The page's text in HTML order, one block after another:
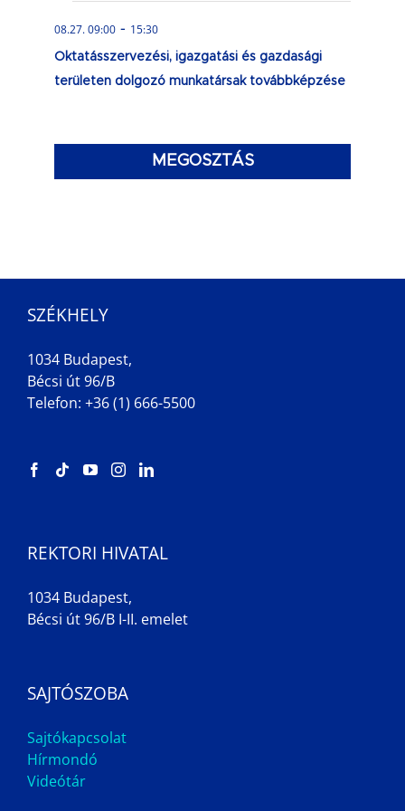
08.27. 09:00 - 15:30
Oktatásszervezési, igazgatási és gazdasági
területen dolgozó munkatársak továbbképzése
MEGOSZTÁS
SZÉKHELY
1034 Budapest,
Bécsi út 96/B
Telefon: +36 (1) 666-5500
REKTORI HIVATAL
1034 Budapest,
Bécsi út 96/B I-II. emelet
SAJTÓSZOBA
Sajtókapcsolat
Hírmondó
Videótár